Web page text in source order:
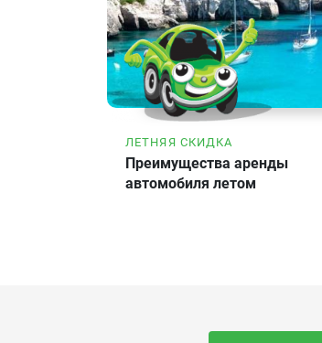
ЛЕТНЯЯ СКИДКА
Преимущества аренды
автомобиля летом